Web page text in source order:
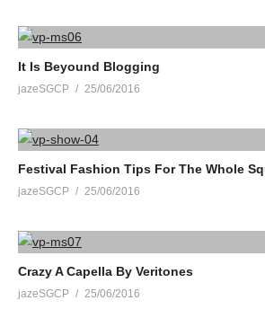
It Is Beyound Blogging
jazeSGCP 25/06/2016
Festival Fashion Tips For The Whole
jazeSGCP 25/06/2016
Crazy A Capella By Veritones
jazeSGCP 25/06/2016